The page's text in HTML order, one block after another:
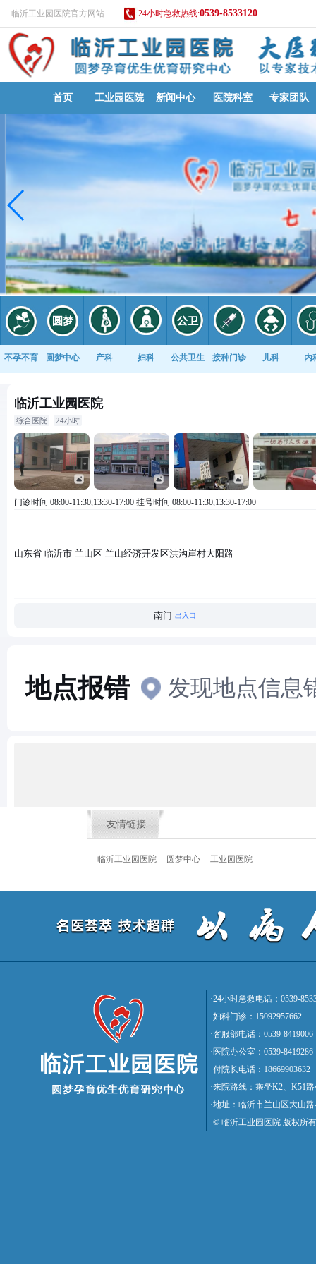
临沂工业园医院官方网站 24小时急救热线:0539-8533120
首页 工业园医院 新闻中心 医院科室 专家团队
不孕不育 圆梦中心 产科 妇科 公共卫生 接种门诊 儿科 内
康复科
友情链接
临沂工业园医院 圆梦中心 工业园医院
·24小时急救电话：0539-
·妇科门诊：15092957662
·客服部电话：0539-8419006
·医院办公室：0539-8419286
·付院长电话：18669903632
·来院路线：乘坐K2、K51
·地址：临沂市兰山区大山
·© 临沂工业园医院 版权所